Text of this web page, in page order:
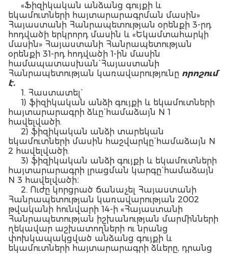
«Ֆիզիկական անձանց գույքի և
եկամուտների հայտարարագրման մասին»
Հայաստանի Հանրապետության օրենքի 3-րդ
հոդվածի երկրորդ մասին և «Եկամտահարկի
մասին» Հայաստանի Հանրապետության
օրենքի 31-րդ հոդվածի 1-ին մասին
համապատասխան` Հայաստանի
Հանրապետության կառավարությունը որոշում
է.
1. Հաստատել`
1) ֆիզիկական անձի գույքի և եկամուտների
հայտարարագրի ձևը` համաձայն N 1
հավելվածի.
2) ֆիզիկական անձի տարեկան
եկամուտների մասին հաշվարկը` համաձայն N
2 հավելվածի.
3) ֆիզիկական անձի գույքի և եկամուտների
հայտարարագրի լրացման կարգը` համաձայն
N 3 հավելվածի։
2. Ուժը կորցրած ճանաչել Հայաստանի
Հանրապետության կառավարության 2002
թվականի հունվարի 14-ի «Հայաստանի
Հանրապետության իշխանության մարմինների
ղեկավար աշխատողների ու նրանց
փոխկապակցված անձանց գույքի և
եկամուտների հայտարարագրի ձևերը, դրանց